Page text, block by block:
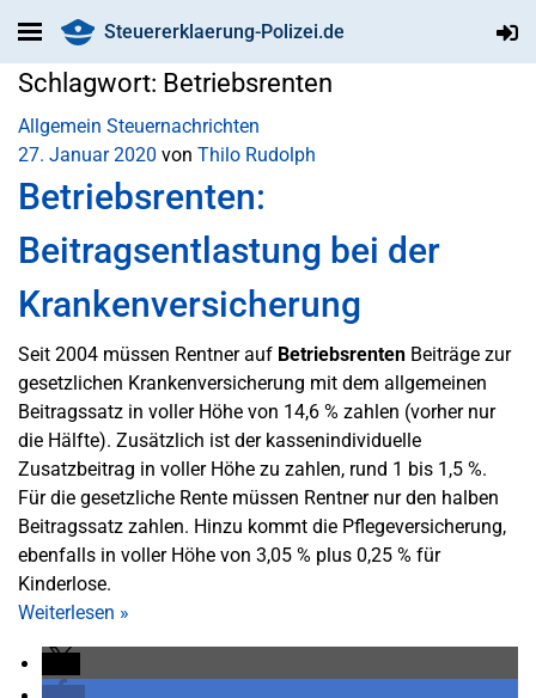
Steuererklaerung-Polizei.de
Schlagwort: Betriebsrenten
Allgemein Steuernachrichten
27. Januar 2020 von Thilo Rudolph
Betriebsrenten:
Beitragsentlastung bei der
Krankenversicherung
Seit 2004 müssen Rentner auf Betriebsrenten Beiträge zur
gesetzlichen Krankenversicherung mit dem allgemeinen
Beitragssatz in voller Höhe von 14,6 % zahlen (vorher nur
die Hälfte). Zusätzlich ist der kassenindividuelle
Zusatzbeitrag in voller Höhe zu zahlen, rund 1 bis 1,5 %.
Für die gesetzliche Rente müssen Rentner nur den halben
Beitragssatz zahlen. Hinzu kommt die Pflegeversicherung,
ebenfalls in voller Höhe von 3,05 % plus 0,25 % für
Kinderlose.
Weiterlesen »